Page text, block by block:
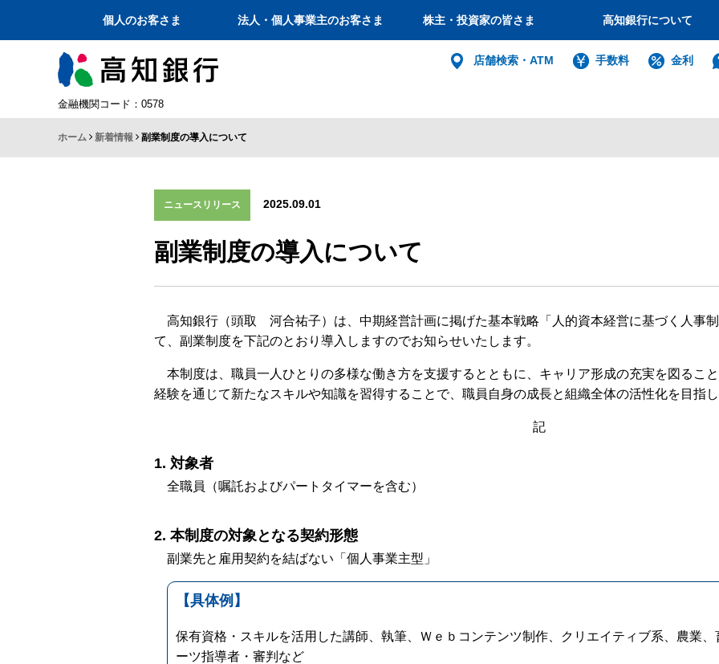
個人のお客さま 法人・個人事業主のお客さま 株主・投資家の皆さま 高知銀行について
個人
バンキング
電子証明書方式
利用者電子証明書取得
インターネットバ
電子証明書方式
契約法人電子証明書取得
金融機関コード：0578
店舗検索・ATM 手数料 金利
ホーム 新着情報 副業制度の導入について
ニュースリリース 2025.09.01
副業制度の導入について
高知銀行（頭取 河合祐子）は、中期経営計画に掲げた基本戦略「人的資本経営に基づく人事
て、副業制度を下記のとおり導入しますのでお知らせいたします。
本制度は、職員一人ひとりの多様な働き方を支援するとともに、キャリア形成の充実を図るこ
経験を通じて新たなスキルや知識を習得することで、職員自身の成長と組織全体の活性化を目指
記
対象者
全職員（嘱託およびパートタイマーを含む）
本制度の対象となる契約形態
副業先と雇用契約を結ばない「個人事業主型」
【具体例】
保有資格・スキルを活用した講師、執筆、Ｗｅｂコンテンツ制作、クリエイティブ系、農業
ーツ指導者・審判など